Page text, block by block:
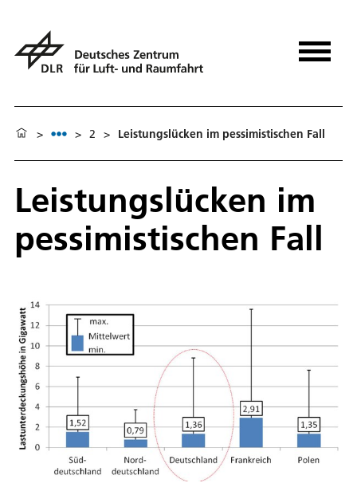
> > 2 > Leistungslücken im pessimistischen Fall
Leistungslücken im
pessimistischen Fall